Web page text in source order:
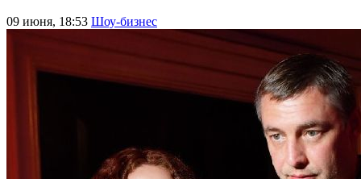
09 июня, 18:53 Шоу-бизнес